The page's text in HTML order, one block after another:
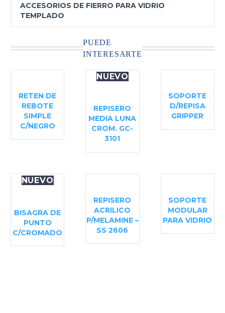
ACCESORIOS DE FIERRO PARA VIDRIO
TEMPLADO
PUEDE
INTERESARTE
RETEN DE
REBOTE
SIMPLE
C/NEGRO
NUEVO
REPISERO
MEDIA LUNA
CROM. GC-
3101
SOPORTE
D/REPISA
GRIPPER
NUEVO
BISAGRA DE
PUNTO
C/CROMADO
REPISERO
ACRILICO
P/MELAMINE –
SS 2606
SOPORTE
MODULAR
PARA VIDRIO